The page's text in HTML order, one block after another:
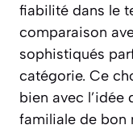
fiabilité dans le
comparaison
sophistiqués
catégorie. Ce
bien avec l’idée
familiale de bon